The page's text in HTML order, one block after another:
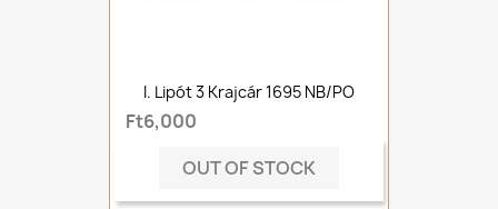
I. Lipót 3 Krajcár 1695 NB/PO
Ft6,000
OUT OF STOCK